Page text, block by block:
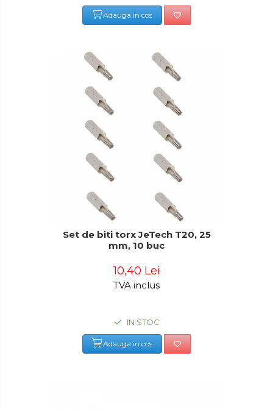
Adauga in cos
Set de biti torx JeTech T20, 25
mm, 10 buc
10,40 Lei
TVA inclus
IN STOC
Adauga in cos